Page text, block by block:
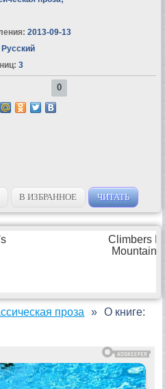
2013-09-13
Русский
3
0
В ИЗБРАННОЕ ЧИТАТЬ
проза
О книге: